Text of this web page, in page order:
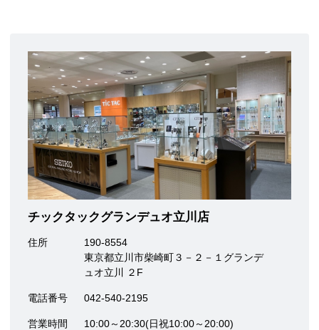
チックタックグランデュオ立川店
住所
190-8554
東京都立川市柴崎町３－２－１グランデ
ュオ立川 ２F
電話番号 042-540-2195
営業時間 10:00～20:30(日祝10:00～20:00)